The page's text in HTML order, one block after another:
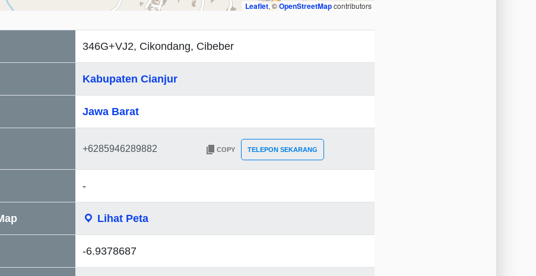
Leaflet, ©OpenStreetMapcontributors
346G+VJ2, Cikondang, Cibeber
Kabupaten Cianjur
Jawa Barat
COPY TELEPON SEKARANG
-
Lihat Peta
-6.9378687